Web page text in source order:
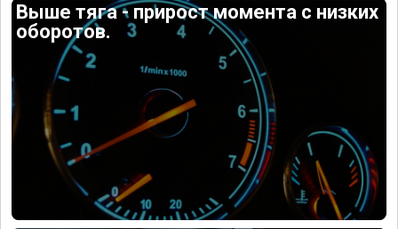
Выше тяга - прирост момента с низких
оборотов.